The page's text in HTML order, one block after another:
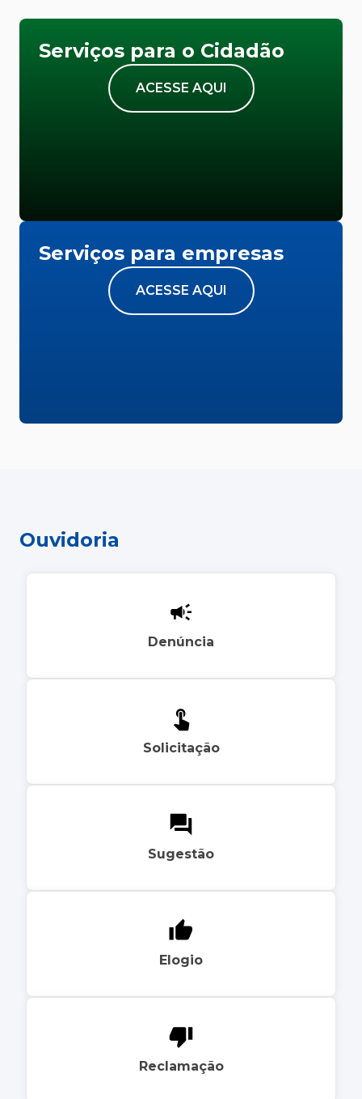
Serviços para o Cidadão
ACESSE AQUI
Serviços para empresas
ACESSE AQUI
Ouvidoria
Denúncia
Solicitação
Sugestão
Elogio
Reclamação